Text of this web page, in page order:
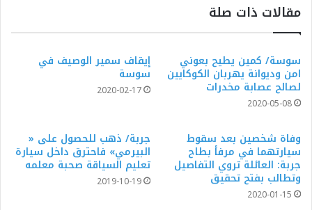
قصة الندم الاخير
مقالات ذات صلة
سوسة/ كمين يطيح بعوني
امن وديوانة يهربان الكوكايين
لصالح عصابة مخدرات
2020-05-08
إيقاف سمير الوصيف في
سوسة
2020-02-17
وفاة شخصين بعد سقوط
سيارتهما في مرفأ بطاح
جربة: العائلة تروي التفاصيل
وتطالب بفتح تحقيق
2020-01-15
جربة/ ذهب للحصول على «
البيرمي» فاحترق داخل سيارة
تعليم السياقة صحبة معلمه
2019-10-19